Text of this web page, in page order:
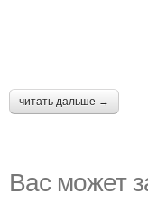
читать дальше →
Вас может